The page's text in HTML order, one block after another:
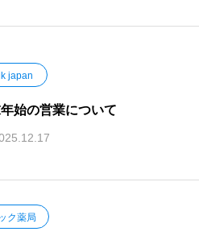
japan
始の営業について
ク薬局